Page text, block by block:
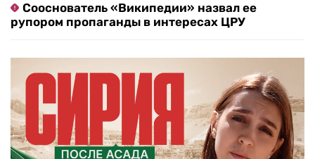
Сооснователь «Википедии» назвал ее
рупором пропаганды в интересах ЦРУ